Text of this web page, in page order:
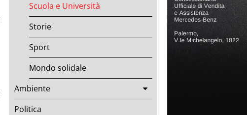
Scuola e Università
Storie
Sport
Mondo solidale
Ambiente
Politica